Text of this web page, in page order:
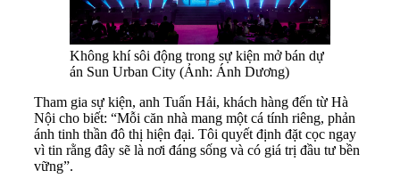
Không khí sôi động trong sự kiện mở bán dự
án Sun Urban City (Ảnh: Ánh Dương)
Tham gia sự kiện, anh Tuấn Hải, khách hàng đến từ Hà
Nội cho biết: “Mỗi căn nhà mang một cá tính riêng, phản
ánh tinh thần đô thị hiện đại. Tôi quyết định đặt cọc ngay
vì tin rằng đây sẽ là nơi đáng sống và có giá trị đầu tư bền
vững”.